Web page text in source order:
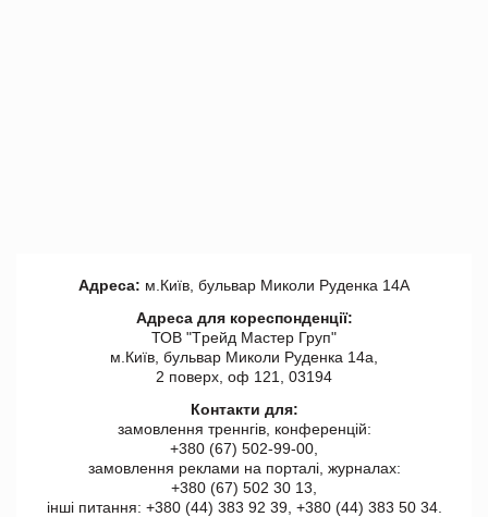
Адреса: м.Київ, бульвар Миколи Руденка 14А
Адреса для кореспонденції:
ТОВ "Tрейд Мастер Груп"
м.Київ, бульвар Миколи Руденка 14а,
2 поверх, оф 121, 03194
Контакти для:
замовлення треннгів, конференцій:
+380 (67) 502-99-00,
замовлення реклами на порталі, журналах:
+380 (67) 502 30 13,
інші питання: +380 (44) 383 92 39, +380 (44) 383 50 34.